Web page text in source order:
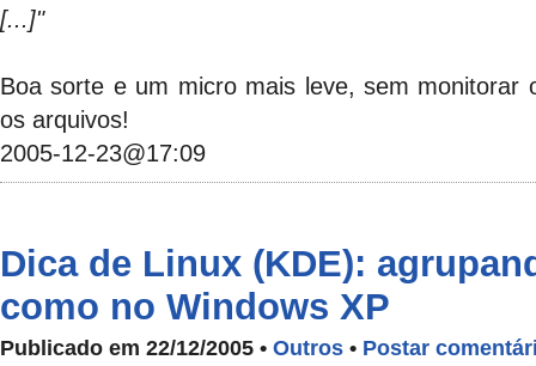
[...]"
Boa sorte e um micro mais leve, sem monitorar
os arquivos!
2005-12-23@17:09
Dica de Linux (KDE):
como no Windows XP
Publicado em 22/12/2005 • Outros • Postar